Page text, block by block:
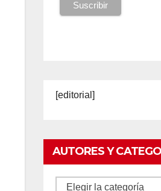
[editorial]
AUTORES Y
Autores